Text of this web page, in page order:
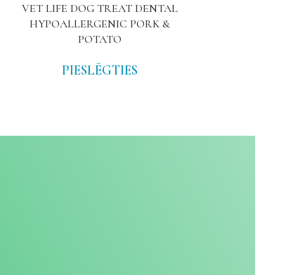
VET LIFE DOG TREAT DENTAL
HYPOALLERGENIC PORK &
POTATO
PIESLĒGTIES